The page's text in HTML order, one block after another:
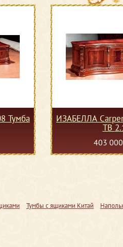
Тумба
ИЗАБЕЛЛА
ТВ
403
Тумбы с ящиками Китай